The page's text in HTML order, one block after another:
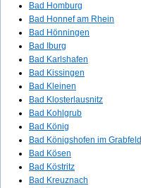
Bad Homburg
Bad Honnef am Rhein
Bad Hönningen
Bad Iburg
Bad Karlshafen
Bad Kissingen
Bad Kleinen
Bad Klosterlausnitz
Bad Kohlgrub
Bad König
Bad Königshofen im Grabfeld
Bad Kösen
Bad Köstritz
Bad Kreuznach